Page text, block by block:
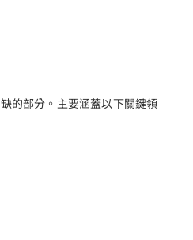
的部分。主要涵蓋以下關鍵領